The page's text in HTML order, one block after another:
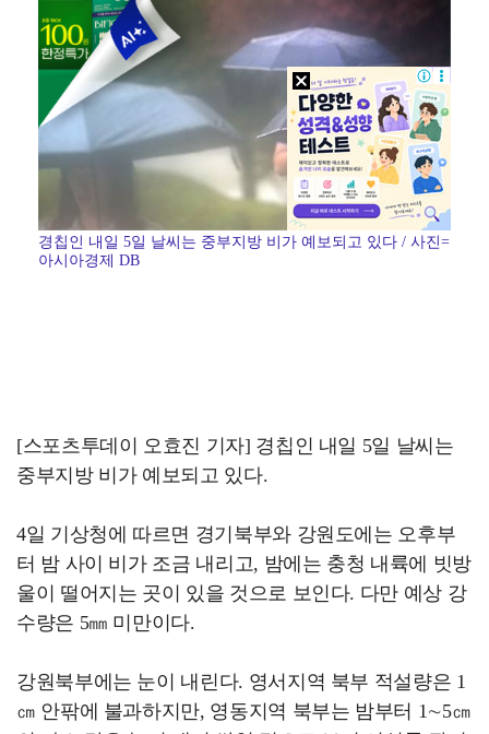
박문성 "축구협회 성접대 의혹? 사실이면 국제 망신…사…
경칩인 내일 5일 날씨는 중부지방 비가 예보되고 있다 / 사진=
아시아경제 DB
[스포츠투데이 오효진 기자] 경칩인 내일 5일 날씨는
중부지방 비가 예보되고 있다.
4일 기상청에 따르면 경기북부와 강원도에는 오후부
터 밤 사이 비가 조금 내리고, 밤에는 충청 내륙에 빗방
울이 떨어지는 곳이 있을 것으로 보인다. 다만 예상 강
수량은 5㎜ 미만이다.
강원북부에는 눈이 내린다. 영서지역 북부 적설량은 1
㎝ 안팎에 불과하지만, 영동지역 북부는 밤부터 1∼5㎝